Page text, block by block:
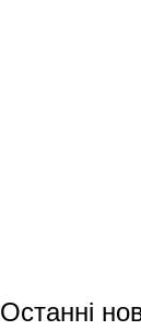
Останні